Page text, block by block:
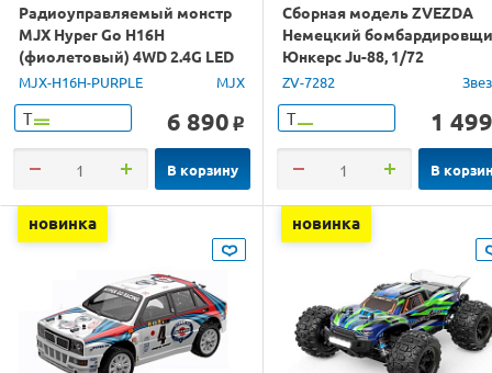
Радиоуправляемый монстр
MJX Hyper Go H16H
(фиолетовый) 4WD 2.4G LED
GPS 1/16 RTR
MJX-H16H-PURPLE MJX
Т 6 890 o
В корзину
Сборная модель ZVEZDA
Немецкий
Юнкерс Ju-88, 1/72
ZV-7282
Т 1 499
В
новинка новинка